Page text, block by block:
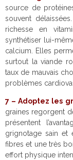
source de
souvent
richesse en
synthétiser lui-
calcium. Elles
surtout la viande
taux de mauvais
problèmes
7 – Adoptez les
graines regorgent
présentent
grignotage sain et
fibres et une très
effort physique